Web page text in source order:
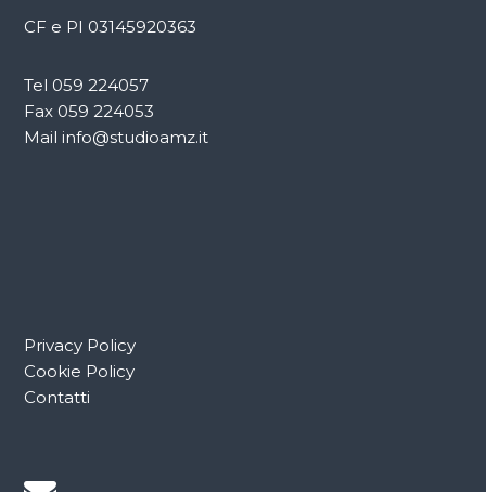
CF e PI 03145920363
Tel 059 224057
Fax 059 224053
Mail info@studioamz.it
Privacy Policy
Cookie Policy
Contatti